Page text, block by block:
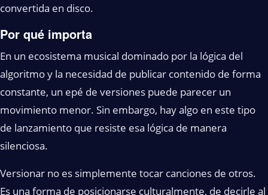
convertida en disco.
Por qué importa
En un ecosistema musical dominado por la lógica del
algoritmo y la necesidad de publicar contenido de forma
constante, un epé de versiones puede parecer un
movimiento menor. Sin embargo, hay algo en este tipo
de lanzamiento que resiste esa lógica de manera
silenciosa.
Versionar no es simplemente tocar canciones de otros.
Es una forma de posicionarse culturalmente, de decirle al